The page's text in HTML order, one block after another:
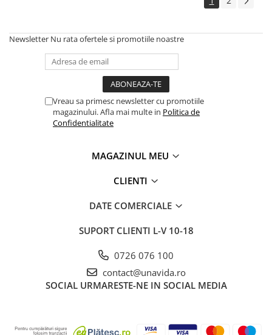
Newsletter Nu rata ofertele si promotiile noastre
Vreau sa primesc newsletter cu promotiile
magazinului. Afla mai multe in Politica de
Confidentialitate
MAGAZINUL MEU
CLIENTI
DATE COMERCIALE
SUPORT CLIENTI L-V 10-18
0726 076 100
contact@unavida.ro
SOCIAL URMARESTE-NE IN SOCIAL MEDIA